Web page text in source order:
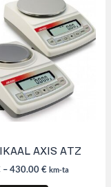
AXIS ATZ
–430.00€ km-ta
product
has
multiple
variants.
The
may
be
chosen
page